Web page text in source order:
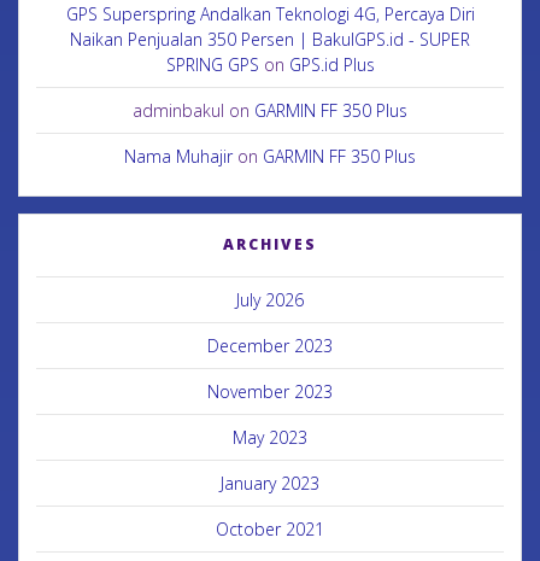
GPS Superspring Andalkan Teknologi 4G, Percaya Diri
Naikan Penjualan 350 Persen | BakulGPS.id - SUPER
SPRING GPS on GPS.id Plus
adminbakul on GARMIN FF 350 Plus
Nama Muhajiron GARMIN FF 350 Plus
ARCHIVES
July 2026
December 2023
November 2023
May 2023
January 2023
October 2021